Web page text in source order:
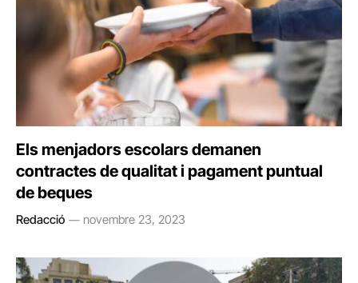
Els menjadors escolars demanen
contractes de qualitat i pagament puntual
de beques
Redacció novembre 23, 2023